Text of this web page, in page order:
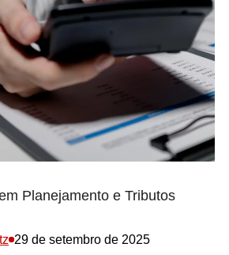
Planejamento e Tributos
29 de setembro de 2025